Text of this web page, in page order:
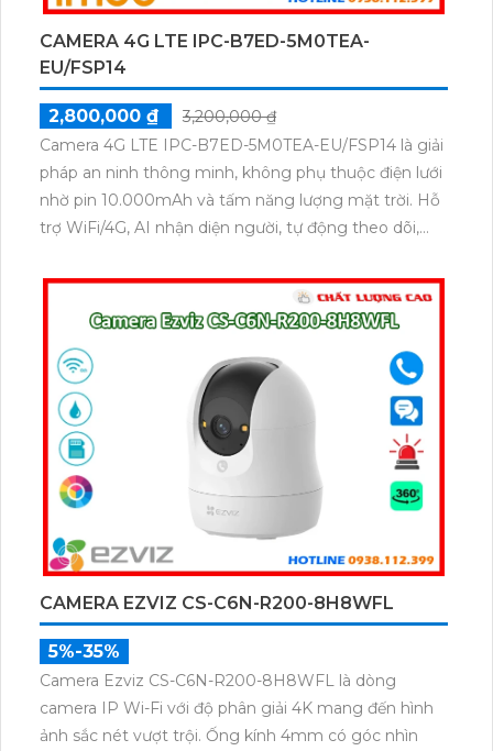
CAMERA 4G LTE IPC-B7ED-5M0TEA-
EU/FSP14
2,800,000 ₫
3,200,000 ₫
Camera 4G LTE IPC-B7ED-5M0TEA-EU/FSP14 là giải
pháp an ninh thông minh, không phụ thuộc điện lưới
nhờ pin 10.000mAh và tấm năng lượng mặt trời. Hỗ
trợ WiFi/4G, AI nhận diện người, tự động theo dõi,
nhớ 512GB. Thiết kế chống nước IP66, phù hợp lắp
đặt mọi môi trường.
CAMERA EZVIZ CS-C6N-R200-8H8WFL
5%-35%
Camera Ezviz CS-C6N-R200-8H8WFL là dòng
camera IP Wi-Fi với độ phân giải 4K mang đến hình
ảnh sắc nét vượt trội. Ống kính 4mm có góc nhìn